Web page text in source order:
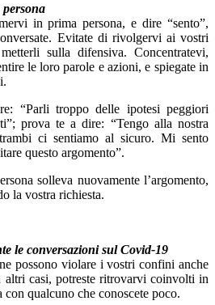
in prima persona, e dire “sento”,
Evitate di rivolgervi ai vostri
sulla difensiva. Concentratevi,
le loro parole e azioni, e spiegate in
“Parli troppo delle ipotesi peggiori
prova te a dire: “Tengo alla nostra
ci sentiamo al sicuro. Mi sento
questo argomento”.
solleva nuovamente l’argomento,
la vostra richiesta.
le conversazioni sul Covid-19
possono violare i vostri confini anche
casi, potreste ritrovarvi coinvolti in
con qualcuno che conoscete poco.